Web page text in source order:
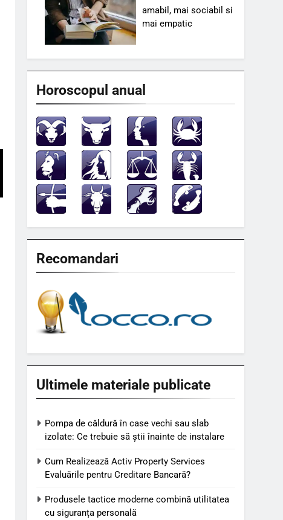
amabil, mai sociabil si
mai empatic
Horoscopul anual
Recomandari
Ultimele materiale publicate
Pompa de căldură în case vechi sau slab
izolate: Ce trebuie să știi înainte de instalare
Cum Realizează Activ Property Services
Evaluările pentru Creditare Bancară?
Produsele tactice moderne combină utilitatea
cu siguranța personală